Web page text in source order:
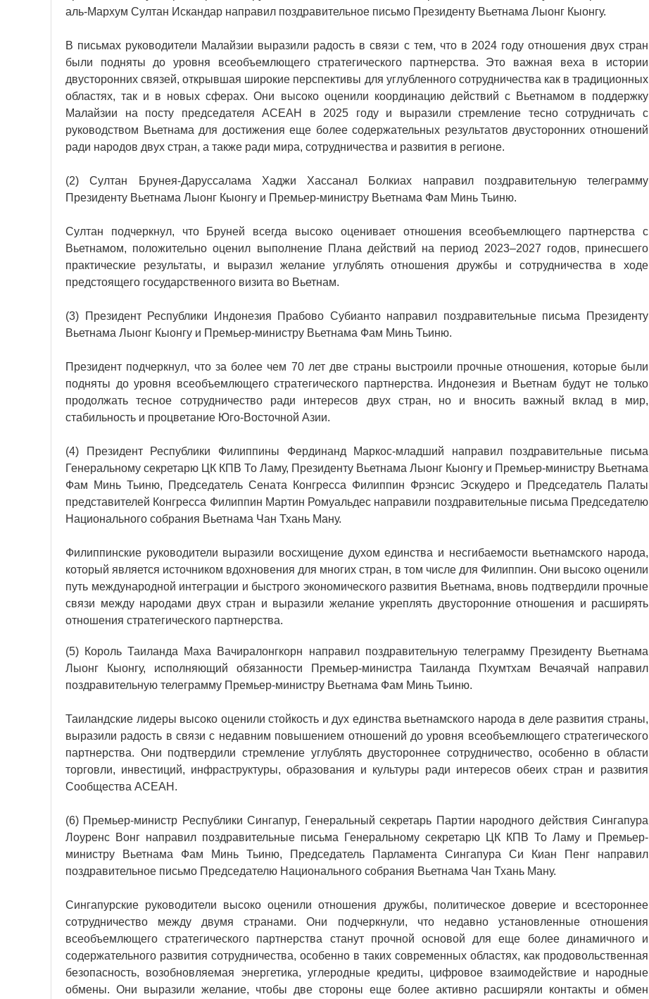
аль-Мархум Султан Искандар направил поздравительное письмо Президенту Вьетнама Лыонг Кыонгу.
В письмах руководители Малайзии выразили радость в связи с тем, что в 2024 году отношения двух стран
были подняты до уровня всеобъемлющего стратегического партнерства. Это важная веха в истории
двусторонних связей, открывшая широкие перспективы для углубленного сотрудничества как в традиционных
областях, так и в новых сферах. Они высоко оценили координацию действий с Вьетнамом в поддержку
Малайзии на посту председателя АСЕАН в 2025 году и выразили стремление тесно сотрудничать с
руководством Вьетнама для достижения еще более содержательных результатов двусторонних отношений
ради народов двух стран, а также ради мира, сотрудничества и развития в регионе.
(2) Султан Брунея-Даруссалама Хаджи Хассанал Болкиах направил поздравительную телеграмму
Президенту Вьетнама Лыонг Кыонгу и Премьер-министру Вьетнама Фам Минь Тьиню.
Султан подчеркнул, что Бруней всегда высоко оценивает отношения всеобъемлющего партнерства с
Вьетнамом, положительно оценил выполнение Плана действий на период 2023–2027 годов, принесшего
практические результаты, и выразил желание углублять отношения дружбы и сотрудничества в ходе
предстоящего государственного визита во Вьетнам.
(3) Президент Республики Индонезия Прабово Субианто направил поздравительные письма Президенту
Вьетнама Лыонг Кыонгу и Премьер-министру Вьетнама Фам Минь Тьиню.
Президент подчеркнул, что за более чем 70 лет две страны выстроили прочные отношения, которые были
подняты до уровня всеобъемлющего стратегического партнерства. Индонезия и Вьетнам будут не только
продолжать тесное сотрудничество ради интересов двух стран, но и вносить важный вклад в мир,
стабильность и процветание Юго-Восточной Азии.
(4) Президент Республики Филиппины Фердинанд Маркос-младший направил поздравительные письма
Генеральному секретарю ЦК КПВ То Ламу, Президенту Вьетнама Лыонг Кыонгу и Премьер-министру Вьетнама
Фам Минь Тьиню, Председатель Сената Конгресса Филиппин Фрэнсис Эскудеро и Председатель Палаты
представителей Конгресса Филиппин Мартин Ромуальдес направили поздравительные письма Председателю
Национального собрания Вьетнама Чан Тхань Ману.
Филиппинские руководители выразили восхищение духом единства и несгибаемости вьетнамского народа,
который является источником вдохновения для многих стран, в том числе для Филиппин. Они высоко оценили
путь международной интеграции и быстрого экономического развития Вьетнама, вновь подтвердили прочные
связи между народами двух стран и выразили желание укреплять двусторонние отношения и расширять
отношения стратегического партнерства.
(5) Король Таиланда Маха Вачиралонгкорн направил поздравительную телеграмму Президенту Вьетнама
Лыонг Кыонгу, исполняющий обязанности Премьер-министра Таиланда Пхумтхам Вечаячай направил
поздравительную телеграмму Премьер-министру Вьетнама Фам Минь Тьиню.
Таиландские лидеры высоко оценили стойкость и дух единства вьетнамского народа в деле развития страны,
выразили радость в связи с недавним повышением отношений до уровня всеобъемлющего стратегического
партнерства. Они подтвердили стремление углублять двустороннее сотрудничество, особенно в области
торговли, инвестиций, инфраструктуры, образования и культуры ради интересов обеих стран и развития
Сообщества АСЕАН.
(6) Премьер-министр Республики Сингапур, Генеральный секретарь Партии народного действия Сингапура
Лоуренс Вонг направил поздравительные письма Генеральному секретарю ЦК КПВ То Ламу и Премьер-
министру Вьетнама Фам Минь Тьиню, Председатель Парламента Сингапура Си Киан Пенг направил
поздравительное письмо Председателю Национального собрания Вьетнама Чан Тхань Ману.
Сингапурские руководители высоко оценили отношения дружбы, политическое доверие и всестороннее
сотрудничество между двумя странами. Они подчеркнули, что недавно установленные отношения
всеобъемлющего стратегического партнерства станут прочной основой для еще более динамичного и
содержательного развития сотрудничества, особенно в таких современных областях, как продовольственная
безопасность, возобновляемая энергетика, углеродные кредиты, цифровое взаимодействие и народные
обмены. Они выразили желание, чтобы две стороны еще более активно расширяли контакты и обмен